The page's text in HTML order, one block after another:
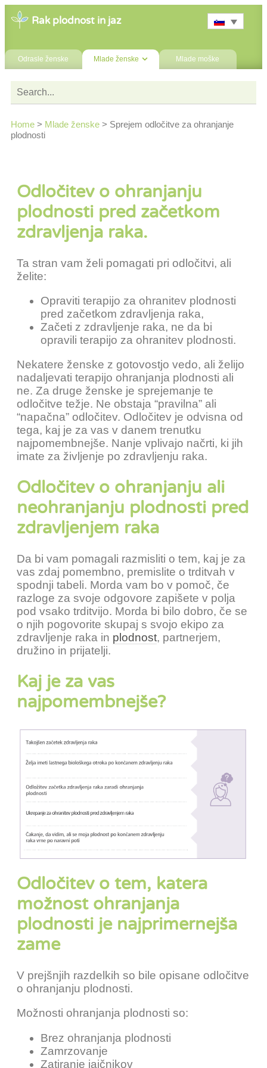
Rak plodnost in jaz
Odrasle ženske Mlade ženske Mlade moške
Home > Mlade ženske > Sprejem odločitve za ohranjanje
plodnosti
Odločitev o ohranjanju
plodnosti pred začetkom
zdravljenja raka.
Ta stran vam želi pomagati pri odločitvi, ali
želite:
Opraviti terapijo za ohranitev plodnosti
pred začetkom zdravljenja raka,
Začeti z zdravljenje raka, ne da bi
opravili terapijo za ohranitev plodnosti.
Nekatere ženske z gotovostjo vedo, ali želijo
nadaljevati terapijo ohranjanja plodnosti ali
ne. Za druge ženske je sprejemanje te
odločitve težje. Ne obstaja “pravilna” ali
“napačna” odločitev. Odločitev je odvisna od
tega, kaj je za vas v danem trenutku
najpomembnejše. Nanje vplivajo načrti, ki jih
imate za življenje po zdravljenju raka.
Odločitev o ohranjanju ali
neohranjanju plodnosti pred
zdravljenjem raka
Da bi vam pomagali razmisliti o tem, kaj je za
vas zdaj pomembno, premislite o trditvah v
spodnji tabeli. Morda vam bo v pomoč, če
razloge za svoje odgovore zapišete v polja
pod vsako trditvijo. Morda bi bilo dobro, če se
o njih pogovorite skupaj s svojo ekipo za
zdravljenje raka in plodnost, partnerjem,
družino in prijatelji.
Kaj je za vas
najpomembnejše?
Odločitev o tem, katera
možnost ohranjanja
plodnosti je najprimernejša
zame
V prejšnjih razdelkih so bile opisane odločitve
o ohranjanju plodnosti.
Možnosti ohranjanja plodnosti so:
Brez ohranjanja plodnosti
Zamrzovanje
Zatiranje jajčnikov